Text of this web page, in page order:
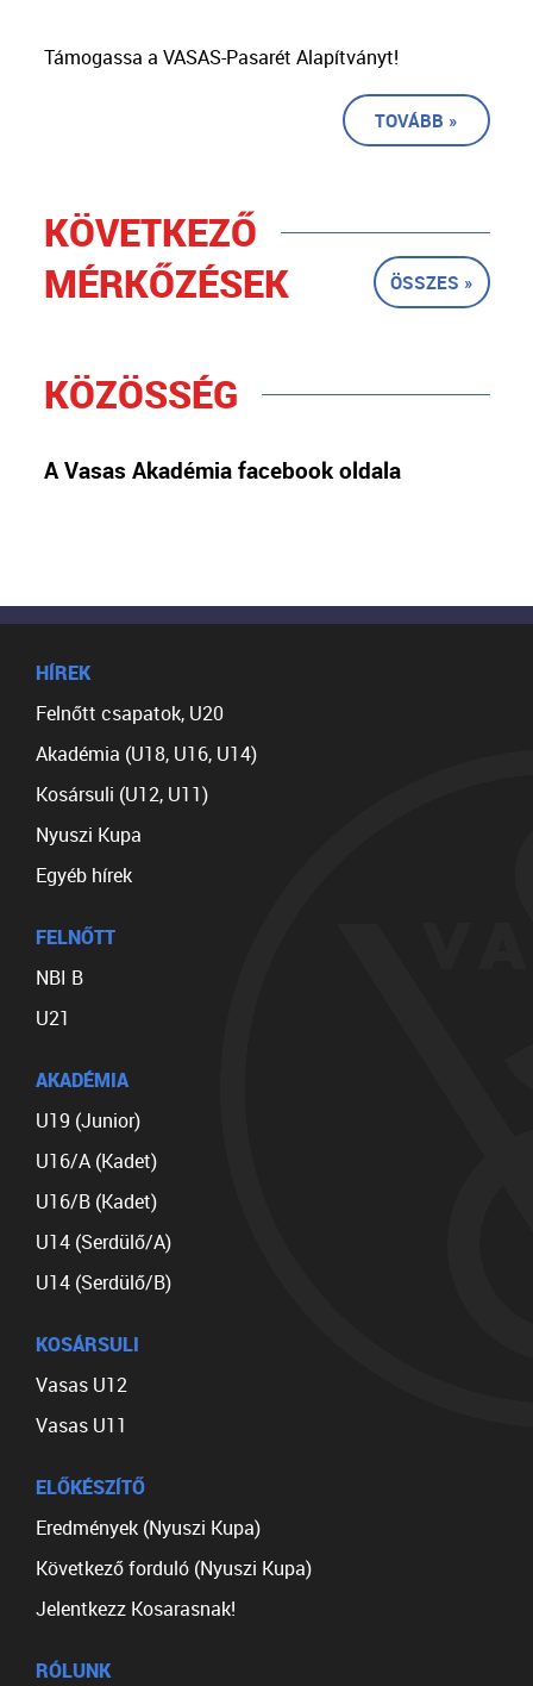
Támogassa a VASAS-Pasarét Alapítványt!
TOVÁBB »
KÖVETKEZŐ
MÉRKŐZÉSEK
ÖSSZES »
KÖZÖSSÉG
A Vasas Akadémia facebook oldala
HÍREK
Felnőtt csapatok, U20
Akadémia (U18, U16, U14)
Kosársuli (U12, U11)
Nyuszi Kupa
Egyéb hírek
FELNŐTT
NBI B
U21
AKADÉMIA
U19 (Junior)
U16/A (Kadet)
U16/B (Kadet)
U14 (Serdülő/A)
U14 (Serdülő/B)
KOSÁRSULI
Vasas U12
Vasas U11
ELŐKÉSZÍTŐ
Eredmények (Nyuszi Kupa)
Következő forduló (Nyuszi Kupa)
Jelentkezz Kosarasnak!
RÓLUNK